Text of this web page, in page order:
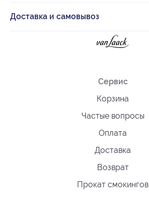
Доставка и самовывоз
Сервис
Корзина
Частые вопросы
Оплата
Доставка
Возврат
Прокат смокингов